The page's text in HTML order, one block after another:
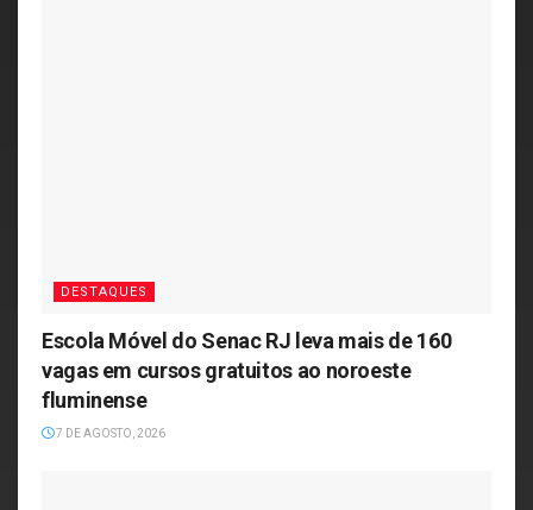
DESTAQUES
Escola Móvel do Senac RJ leva mais de 160
vagas em cursos gratuitos ao noroeste
fluminense
7 DE AGOSTO, 2026